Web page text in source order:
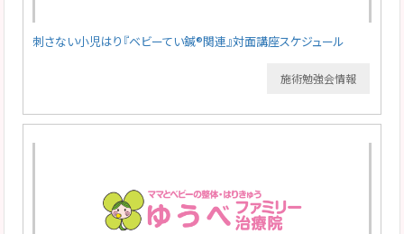
刺さない小児はり『ベビーてい鍼®関連』対面講座スケジュール
施術勉強会情報